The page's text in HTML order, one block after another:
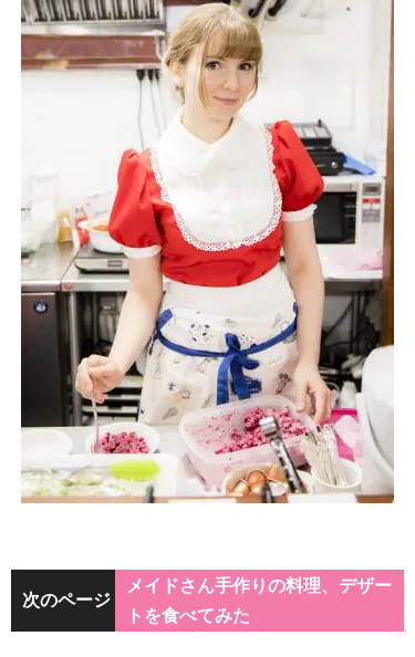
次のページ
メイドさん手作りの料理、デザー
トを食べてみた